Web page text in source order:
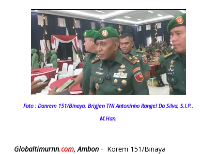
Foto :Danrem 151/Binaya, Brigjen TNI Antoninho Rangel Da Silva, S.I.P.,
M.Han.
Globaltimurnn.com,Ambon- Korem 151/Binaya